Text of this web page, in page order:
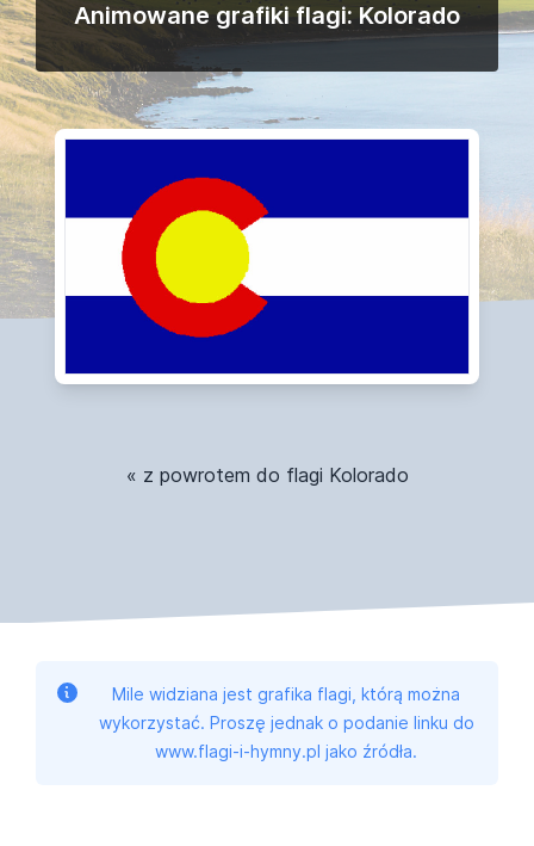
Animowane grafiki flagi: Kolorado
« z powrotem do flagi Kolorado
Mile widziana jest grafika flagi, którą można
wykorzystać. Proszę jednak o podanie linku do
www.flagi-i-hymny.pl jako źródła.